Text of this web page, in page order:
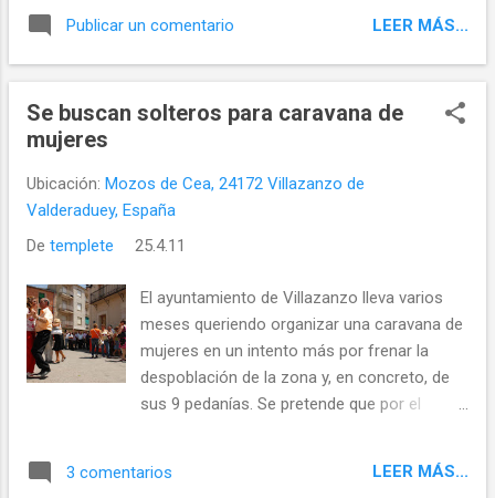
RESULTADOS de todos los pueblos, los
alcaldes y concejales electos en EL
ESPECIAL INFORME RESULTADOS
ELECCIONES 2011
Publicar un comentario LEER MÁS...
Se buscan solteros para caravana de
mujeres
Ubicación: Mozos de Cea, 24172 Villazanzo de
Valderaduey, España
De templete 25.4.11
El ayuntamiento de Villazanzo lleva varios
meses queriendo organizar una caravana de
mujeres en un intento más por frenar la
despoblación de la zona y, en concreto, de
sus 9 pedanías. Se pretende que por el
estupendo día de fiesta y encuentro cultural
3 comentarios LEER MÁS...